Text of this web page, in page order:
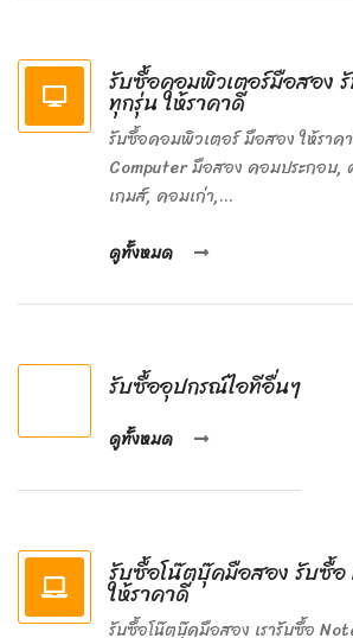
รับซื้อคอมพิวเตอร์มือสอง
ทุกรุ่น ให้ราคาดี
รับซื้อคอมพิวเตอร์ มือสอง ให้ราค
Computer มือสอง คอมประกอบ
เกมส์, คอมเก่า,...
ดูทั้งหมด
รับซื้ออุปกรณ์ไอทีอื่นๆ
ดูทั้งหมด
รับซื้อโน๊ตบุ๊คมือสอง รับซื้อ
ให้ราคาดี
รับซื้อโน๊ตบุ๊คมือสอง เรารับซื้อ